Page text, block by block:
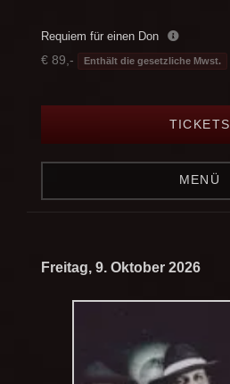
Requiem für einen Don
€ 89,- Enthält die gesetzliche Mwst.
TICKETS
MENÜ
Freitag, 9. Oktober 2026